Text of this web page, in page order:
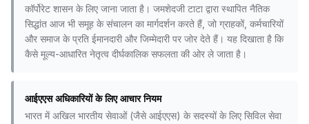
कॉर्पोरेट शासन के लिए जाना जाता है। जमशेदजी टाटा द्वारा स्थापित नैतिक
सिद्धांत आज भी समूह के संचालन का मार्गदर्शन करते हैं, जो ग्राहकों, कर्मचारियों
और समाज के प्रति ईमानदारी और जिम्मेदारी पर जोर देते हैं। यह दिखाता है कि
कैसे मूल्य-आधारित नेतृत्व दीर्घकालिक सफलता की ओर ले जाता है।
आईएएस अधिकारियों के लिए आचार नियम
भारत में अखिल भारतीय सेवाओं (जैसे आईएएस) के सदस्यों के लिए सिविल सेवा